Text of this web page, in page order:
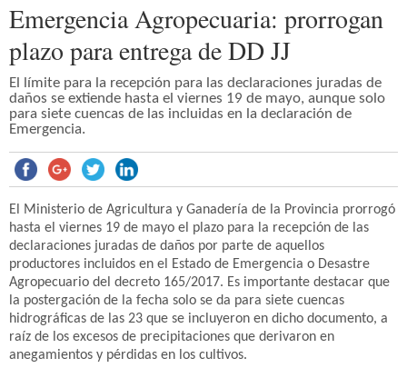
Emergencia Agropecuaria: prorrogan
plazo para entrega de DD JJ
El límite para la recepción para las declaraciones juradas de
daños se extiende hasta el viernes 19 de mayo, aunque solo
para siete cuencas de las incluidas en la declaración de
Emergencia.
El Ministerio de Agricultura y Ganadería de la Provincia prorrogó
hasta el viernes 19 de mayo el plazo para la recepción de las
declaraciones juradas de daños por parte de aquellos
productores incluidos en el Estado de Emergencia o Desastre
Agropecuario del decreto 165/2017. Es importante destacar que
la postergación de la fecha solo se da para siete cuencas
hidrográficas de las 23 que se incluyeron en dicho documento, a
raíz de los excesos de precipitaciones que derivaron en
anegamientos y pérdidas en los cultivos.